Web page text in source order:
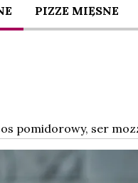
PIZZE MIĘSNE
pomidorowy, ser